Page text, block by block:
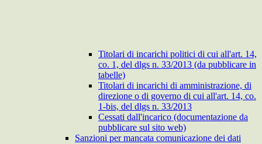
Titolari di incarichi politici di cui all'art. 14,
co. 1, del dlgs n. 33/2013 (da pubblicare in
tabelle)
Titolari di incarichi di amministrazione, di
direzione o di governo di cui all'art. 14, co.
1-bis, del dlgs n. 33/2013
Cessati dall'incarico (documentazione da
pubblicare sul sito web)
Sanzioni per mancata comunicazione dei dati